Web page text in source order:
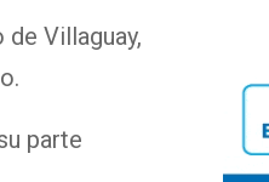
Villaguay,
parte